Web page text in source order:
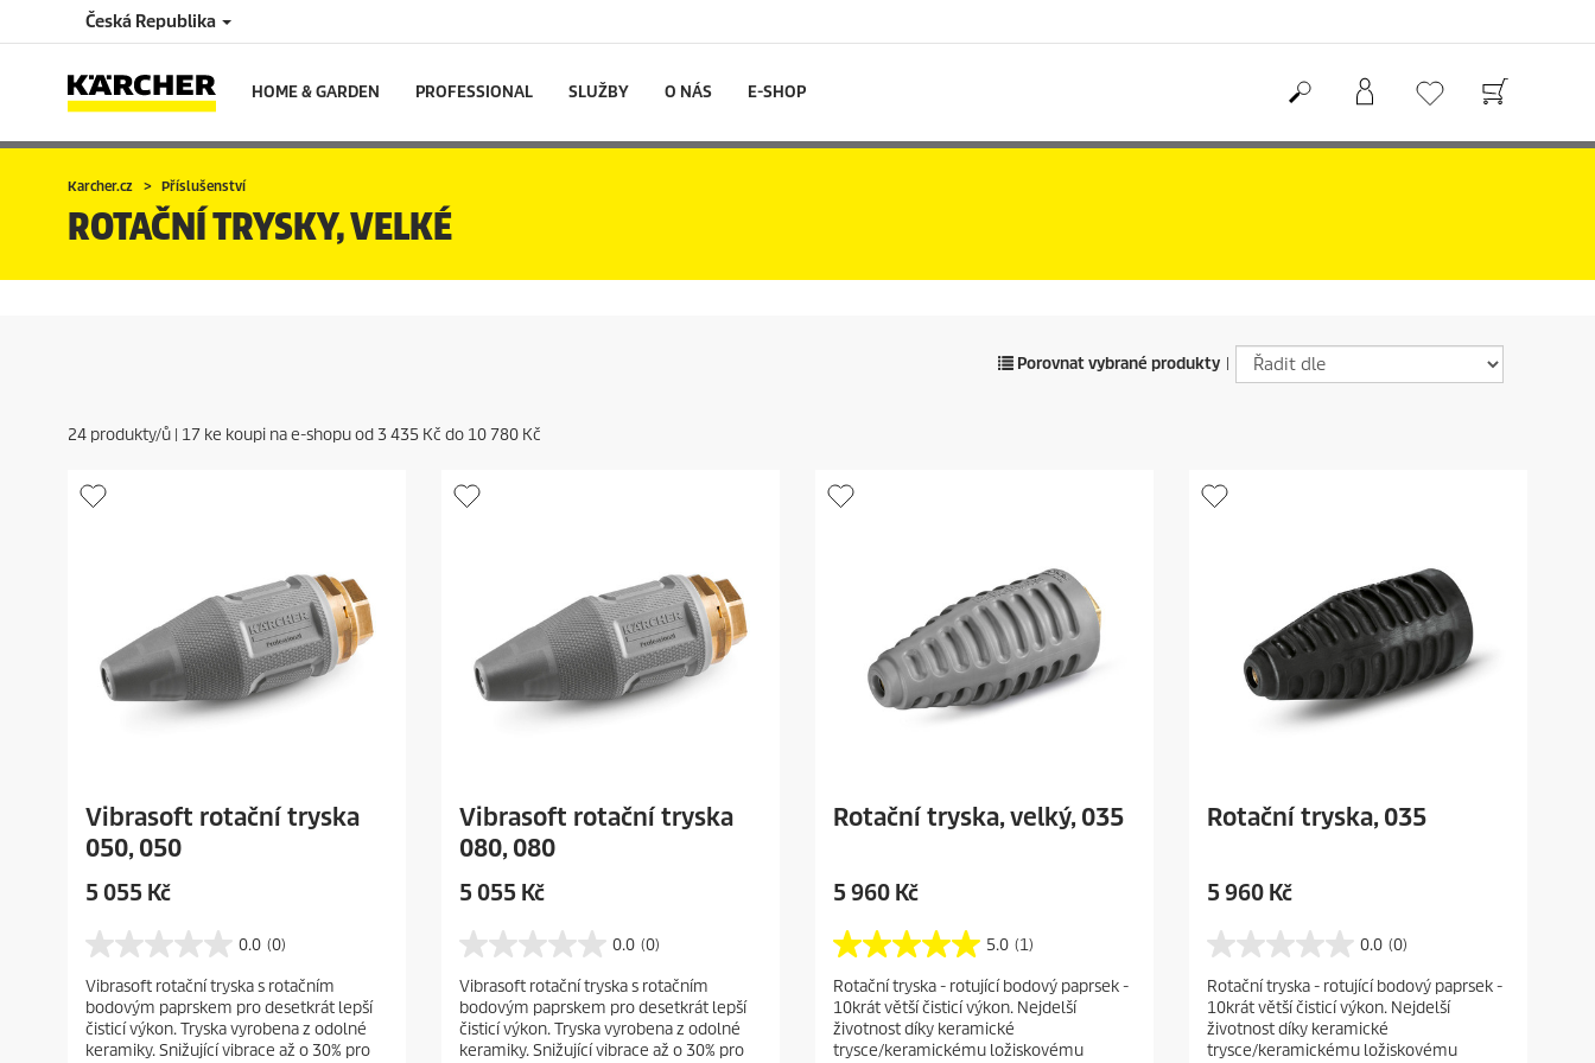
Česká Republika
HOME & GARDEN PROFESSIONAL SLUŽBY O NÁS E-SHOP
Karcher.cz Příslušenství
ROTAČNÍ TRYSKY, VELKÉ
Porovnat vybrané produkty |
24 produkty/ů | 17 ke koupi na e-shopu od 3 435 Kč do 10 780 Kč
Vibrasoft rotační tryska
050, 050
C
r
e
n
t
5 055 Kč
0.0 (0)
0
.
0
z
5
Vibrasoft rotační tryska s rotačním
bodovým paprskem pro desetkrát lepší
čisticí výkon. Tryska vyrobena z odolné
keramiky. Snižující vibrace až o 30% pro
Vibrasoft rotační tryska
080, 080
C
r
e
n
t
5 055 Kč
0.0 (0)
0
.
0
z
5
Vibrasoft rotační tryska s rotačním
bodovým paprskem pro desetkrát lepší
čisticí výkon. Tryska vyrobena z odolné
keramiky. Snižující vibrace až o 30% pro
Rotační tryska, velký, 035
C
r
e
n
t
5 960 Kč
5.0 (1)
5
.
0
z
5
Rotační tryska - rotující bodový paprsek -
10krát větší čisticí výkon. Nejdelší
životnost díky keramické
trysce/keramickému ložiskovému
Rotační tryska, 035
C
r
e
n
t
5 960 Kč
0.0 (0)
0
.
0
z
5
Rotační tryska - rotující bodový paprsek -
10krát větší čisticí výkon. Nejdelší
životnost díky keramické
trysce/keramickému ložiskovému